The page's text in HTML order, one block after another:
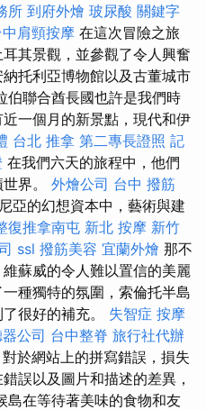
所 到府外燴 玻尿酸 關鍵字
中肩頸按摩 在這次冒險之旅
其景觀，並參觀了令人興奮
托利亞博物館以及古董城市
伯聯合酋長國也許是我們時
一個月的新景點，現代和伊
台北 推拿 第二專長證照 記
在我們六天的旅程中，他們
界。 外燴公司 台中 撥筋
亞的幻想資本中，藝術與建
復推拿南屯 新北 按摩 新竹
ssl 撥筋美容 宜蘭外燴 那不
蘇威的令人難以置信的美麗
種獨特的氛圍，索倫托半島
很好的補充。 失智症 按摩
公司 台中整脊 旅行社代辦
對於網站上的拼寫錯誤，損失
誤以及圖片和描述的差異，
島在等待著美味的食物和友